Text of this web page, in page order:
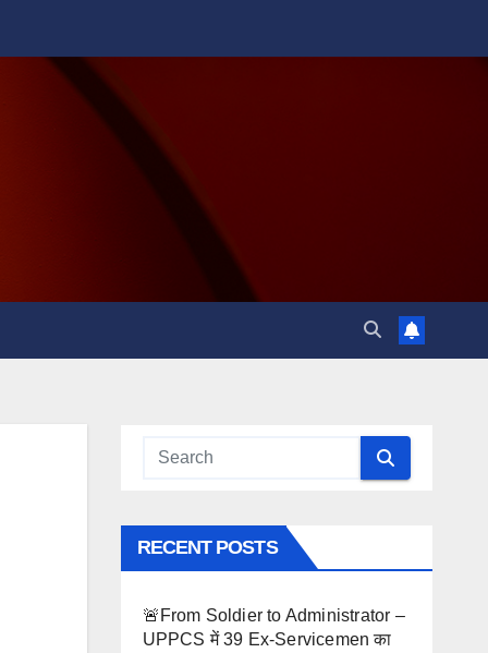
RECENT POSTS
🚨From Soldier to Administrator –
UPPCS में 39 Ex-Servicemen का